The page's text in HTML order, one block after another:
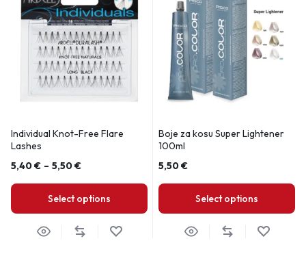
Individual Knot-Free Flare
Lashes
5,40€ – 5,50€
Select options
Boje za kosu Super Lightener
100ml
5,50€
Select options